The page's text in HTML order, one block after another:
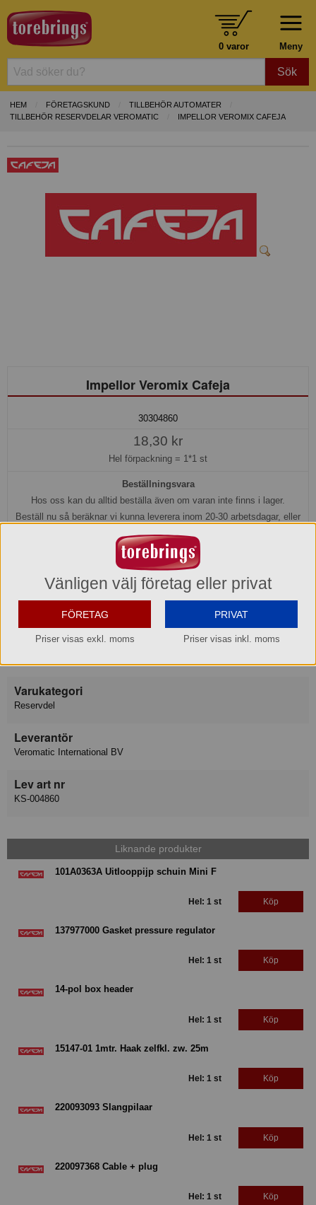
Meny
0 varor
Sök
HEM FÖRETAGSKUND
TILLBEHÖR AUTOMATER
TILLBEHÖR RESERVDELAR VEROMATIC
IMPELLOR VEROMIX CAFEJA
Impellor Veromix Cafeja
30304860
18,30 kr
Hel förpackning = 1*1 st
Beställningsvara
Hos oss kan du alltid beställa även om varan inte finns i lager.
Beställ nu så beräknar vi kunna leverera inom 20-30 arbetsdagar, eller
senare om du önskar.
Köp »
Produktinformation
Varumärke
Varukategori
Reservdel
Leverantör
Veromatic International BV
Lev art nr
KS-004860
Liknande produkter
101A0363A Uitlooppijp schuin Mini F
Hel: 1 st Köp
137977000 Gasket pressure regulator
Hel: 1 st Köp
14-pol box header
Hel: 1 st Köp
15147-01 1mtr. Haak zelfkl. zw. 25m
Hel: 1 st Köp
220093093 Slangpilaar
Hel: 1 st Köp
220097368 Cable + plug
Hel: 1 st Köp
Vänligen välj företag eller privat
FÖRETAG
Priser visas exkl. moms
PRIVAT
Priser visas inkl. moms